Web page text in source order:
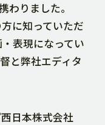
わりました。
に知っていただ
表現になってい
と弊社エディタ
日本株式会社